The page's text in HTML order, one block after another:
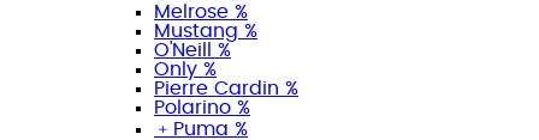
Melrose %
Mustang %
O'Neill %
Only %
Pierre Cardin %
Polarino %
﹢ Puma %